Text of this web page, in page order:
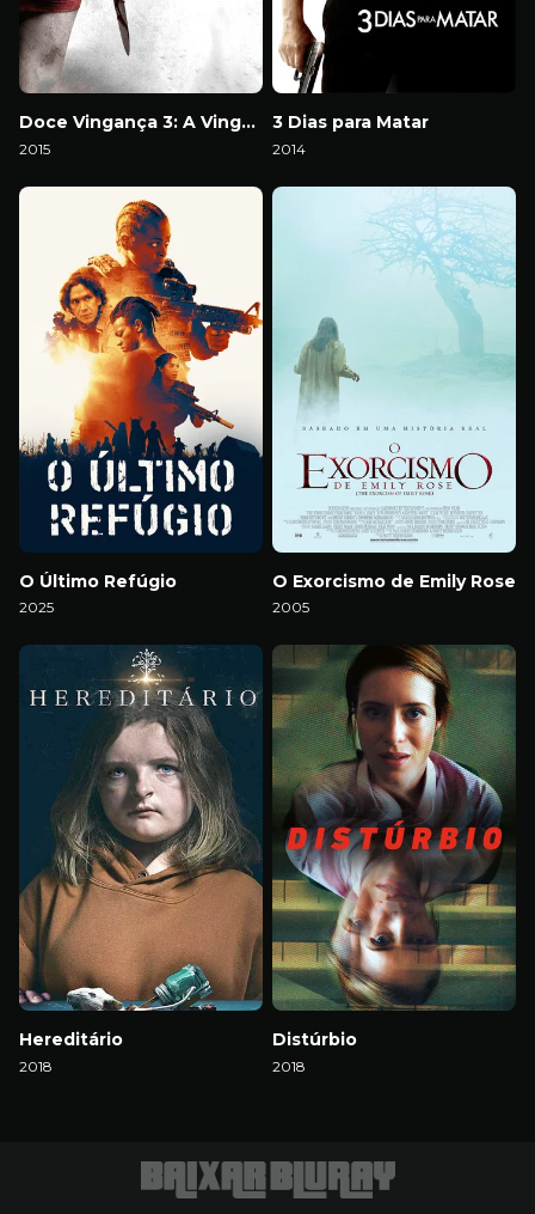
Doce Vingança 3: A Vingança é Minha
2015
3 Dias para Matar
2014
O Último Refúgio
2025
O Exorcismo de Emily Rose
2005
Hereditário
2018
Distúrbio
2018